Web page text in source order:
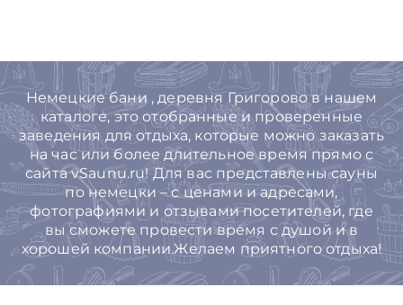
Немецкие бани , деревня Григорово в нашем
каталоге, это отобранные и проверенные
заведения для отдыха, которые можно заказать
на час или более длительное время прямо с
сайта vSaunu.ru! Для вас представлены сауны
по немецки – с ценами и адресами,
фотографиями и отзывами посетителей, где
вы сможете провести время с душой и в
хорошей компании.Желаем приятного отдыха!